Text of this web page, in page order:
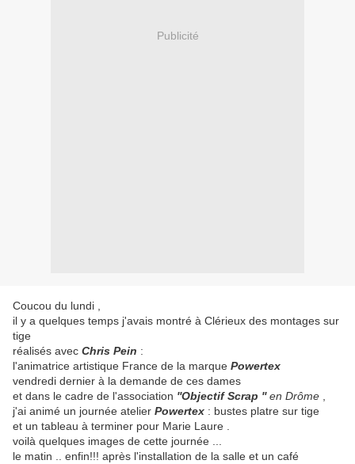
Publicité
Coucou du lundi ,
il y a quelques temps j'avais montré à Clérieux des montages sur
tige
réalisés avec Chris Pein :
l'animatrice artistique France de la marque Powertex
vendredi dernier à la demande de ces dames
et dans le cadre de l'association ''Objectif Scrap '' en Drôme
j'ai animé un journée atelier Powertex : bustes platre sur tige
et un tableau à terminer pour Marie Laure .
voilà quelques images de cette journée ...
le matin .. enfin!!! après l'installation de la salle et un café